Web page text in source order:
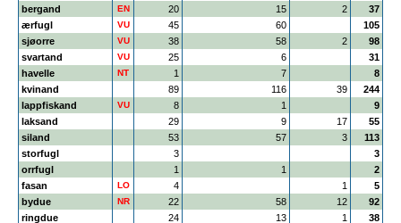
bergand
EN 20 15 2
37
ærfugl
VU 45 60
105
sjøorre
VU 38 58 2
98
svartand
VU 25 6
31
havelle
NT 1 7
8
kvinand
89 116 39
244
lappfiskand
VU 8 1
9
laksand
29 9 17
55
siland
53 57 3
113
storfugl
3
3
orrfugl
1 1
2
fasan
LO 4 1
5
bydue
NR 22 58 12
92
ringdue
24 13 1 38